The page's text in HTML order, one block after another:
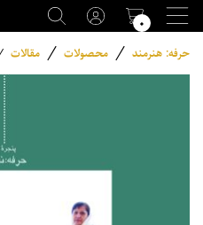
۰
حرفه: هنرمند / محصولات / مقالات